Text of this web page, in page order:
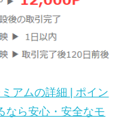
アムの詳細 | ポイン
なら安心・安全なモ